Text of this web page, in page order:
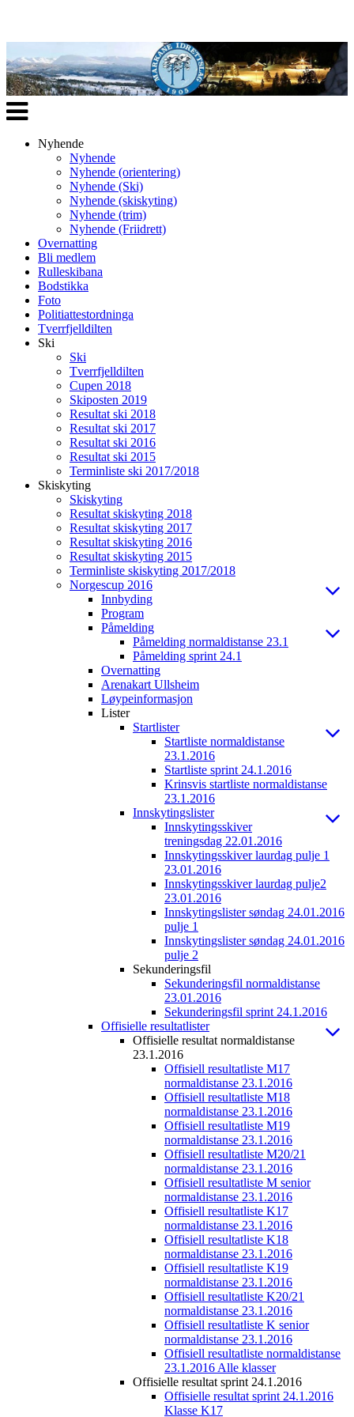
Veksle
navigasjon
Nyhende
Nyhende
Nyhende (orientering)
Nyhende (Ski)
Nyhende (skiskyting)
Nyhende (trim)
Nyhende (Friidrett)
Overnatting
Bli medlem
Rulleskibana
Bodstikka
Foto
Politiattestordninga
Tverrfjelldilten
Ski
Ski
Tverrfjelldilten
Cupen 2018
Skiposten 2019
Resultat ski 2018
Resultat ski 2017
Resultat ski 2016
Resultat ski 2015
Terminliste ski 2017/2018
Skiskyting
Skiskyting
Resultat skiskyting 2018
Resultat skiskyting 2017
Resultat skiskyting 2016
Resultat skiskyting 2015
Terminliste skiskyting 2017/2018
Norgescup 2016
Innbyding
Program
Påmelding
Påmelding normaldistanse 23.1
Påmelding sprint 24.1
Overnatting
Arenakart Ullsheim
Løypeinformasjon
Lister
Startlister
Startliste normaldistanse
23.1.2016
Startliste sprint 24.1.2016
Krinsvis startliste normaldistanse
23.1.2016
Innskytingslister
Innskytingsskiver
treningsdag 22.01.2016
Innskytingsskiver laurdag pulje 1
23.01.2016
Innskytingsskiver laurdag pulje2
23.01.2016
Innskytingslister søndag 24.01.2016
pulje 1
Innskytingslister søndag 24.01.2016
pulje 2
Sekunderingsfil
Sekunderingsfil normaldistanse
23.01.2016
Sekunderingsfil sprint 24.1.2016
Offisielle resultatlister
Offisielle resultat normaldistanse
23.1.2016
Offisiell resultatliste M17
normaldistanse 23.1.2016
Offisiell resultatliste M18
normaldistanse 23.1.2016
Offisiell resultatliste M19
normaldistanse 23.1.2016
Offisiell resultatliste M20/21
normaldistanse 23.1.2016
Offisiell resultatliste M senior
normaldistanse 23.1.2016
Offisiell resultatliste K17
normaldistanse 23.1.2016
Offisiell resultatliste K18
normaldistanse 23.1.2016
Offisiell resultatliste K19
normaldistanse 23.1.2016
Offisiell resultatliste K20/21
normaldistanse 23.1.2016
Offisiell resultatliste K senior
normaldistanse 23.1.2016
Offisiell resultatliste normaldistanse
23.1.2016 Alle klasser
Offisielle resultat sprint 24.1.2016
Offisielle resultat sprint 24.1.2016
Klasse K17